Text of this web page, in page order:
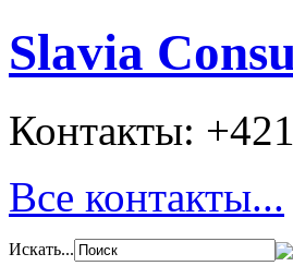
Slavia
Контакты:
Все контакты...
Искать...